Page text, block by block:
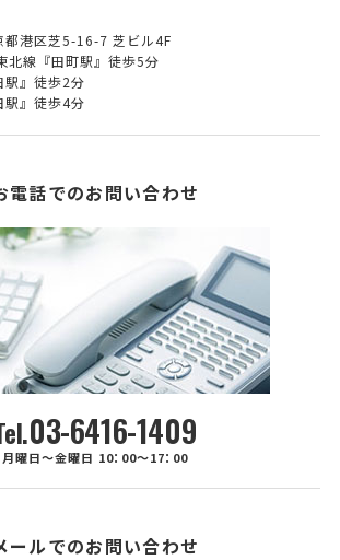
港区芝5-16-7 芝ビル4F
北線『田町駅』徒歩5分
駅』徒歩2分
駅』徒歩4分
電話でのお問い合わせ
03-6416-1409
月曜日～金曜日 10：00～17：00
ールでのお問い合わせ